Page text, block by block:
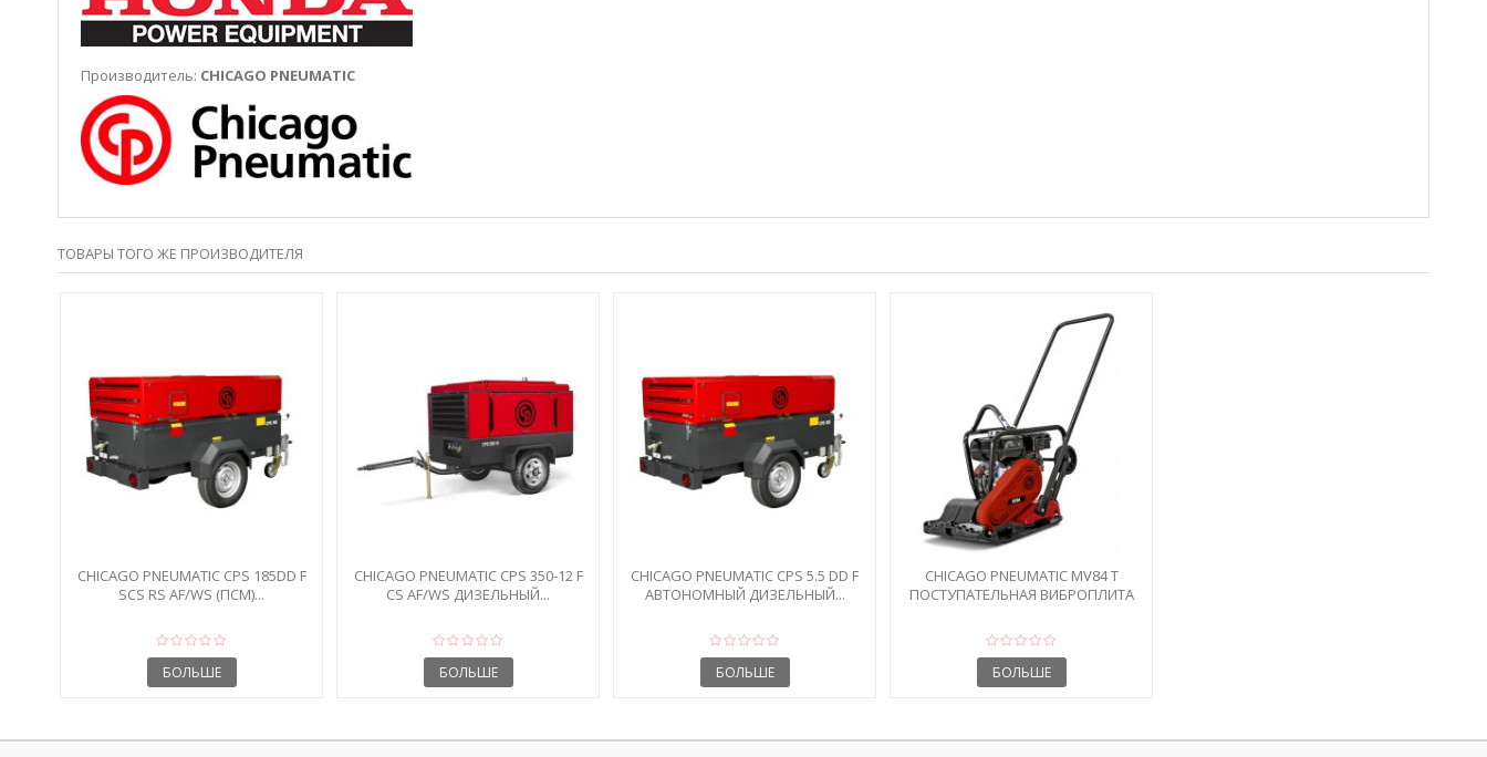
Производитель: CHICAGO PNEUMATIC
ТОВАРЫ ТОГО ЖЕ ПРОИЗВОДИТЕЛЯ
CHICAGO PNEUMATIC CPS 185DD F
SCS RS AF/WS (ПСМ)...
БОЛЬШЕ
CHICAGO PNEUMATIC CPS 350-12 F
CS AF/WS ДИЗЕЛЬНЫЙ...
БОЛЬШЕ
CHICAGO PNEUMATIC CPS 5.5 DD F
АВТОНОМНЫЙ ДИЗЕЛЬНЫЙ...
БОЛЬШЕ
CHICAGO PNEUMATIC MV84 T
ПОСТУПАТЕЛЬНАЯ ВИБРОПЛИТА
БОЛЬШЕ